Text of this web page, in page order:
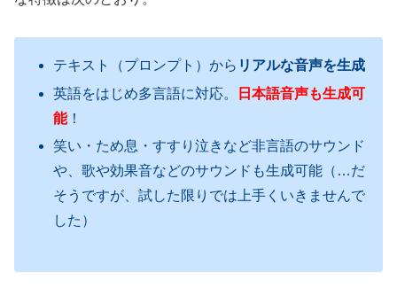
テキスト（プロンプト）から リアルな音声を生成
英語をはじめ多言語に対応。
日本語音声も生成可
能！
笑い・ため息・すすり泣きなど非言語のサウンド
や、歌や効果音などのサウンドも生成可能（…だ
そうですが、試した限りでは上手くいきませんで
した）